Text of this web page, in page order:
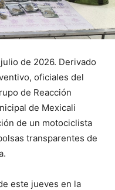
de 2026. Derivado
oficiales del
de Reacción
de Mexicali
de un motociclista
transparentes de
este jueves en la